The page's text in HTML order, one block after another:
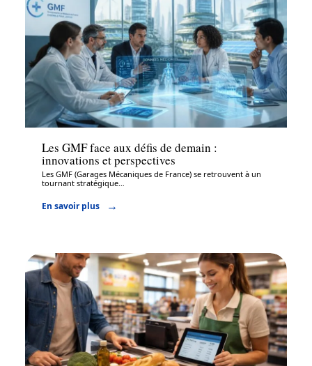
Assurance
Les GMF face aux défis de demain :
innovations et perspectives
Les GMF (Garages Mécaniques de France) se retrouvent à un
tournant stratégique
En savoir plus